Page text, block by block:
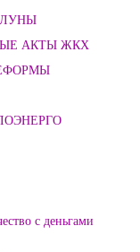
АКТЫ ЖКХ
с деньгами